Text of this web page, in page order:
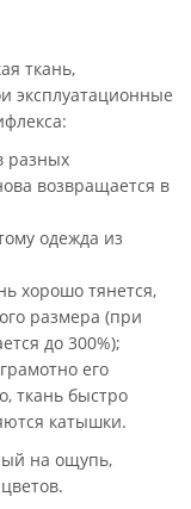
ткань,
эксплуатационные
разных
возвращается в
одежда из
хорошо тянется,
размера (при
до 300%);
его
ткань быстро
катышки.
на ощупь,